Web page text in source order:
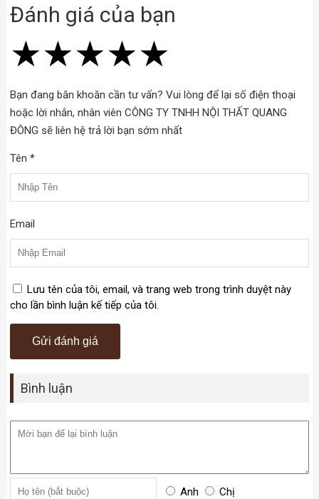
Đánh giá của bạn
★
★★
★★★
★★★★
★★★★★
Bạn đang băn khoăn cần tư vấn? Vui lòng để lại số điện thoại
hoặc lời nhắn, nhân viên CÔNG TY TNHH NỘI THẤT QUANG
ĐÔNG sẽ liên hệ trả lời bạn sớm nhất
Tên *
Email
Lưu tên của tôi, email, và trang web trong trình duyệt này
cho lần bình luận kế tiếp của tôi.
Bình luận
Anh Chị